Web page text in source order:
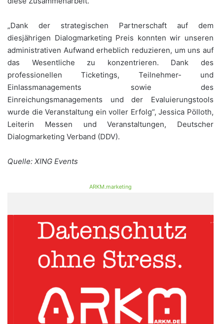
„Dank der strategischen Partnerschaft auf dem
diesjährigen Dialogmarketing Preis konnten wir unseren
administrativen Aufwand erheblich reduzieren, um uns auf
das Wesentliche zu konzentrieren. Dank des
professionellen Ticketings, Teilnehmer- und
Einlassmanagements sowie des
Einreichungsmanagements und der Evaluierungstools
wurde die Veranstaltung ein voller Erfolg“, Jessica Pölloth,
Leiterin Messen und Veranstaltungen, Deutscher
Dialogmarketing Verband (DDV).
Quelle: XING Events
ARKM.marketing